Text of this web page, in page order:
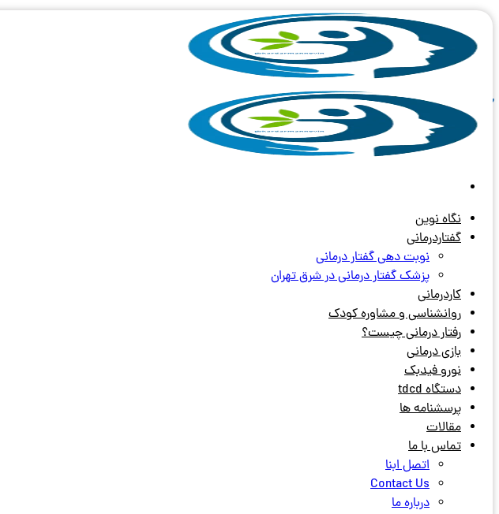
Skip
content
نگاه نوین
گفتاردرمانی
نوبت دهی گفتار درمانی
پزشک گفتار درمانی در شرق تهران
کاردرمانی
روانشناسی و مشاوره کودک
رفتار درمانی چیست؟
بازی درمانی
نورو فیدبک
دستگاه tdcd
پرسشنامه ها
مقالات
تماس با ما
اتصل ابنا
Contact Us
درباره ما
آرشیو برچسب های:مهارت جدید